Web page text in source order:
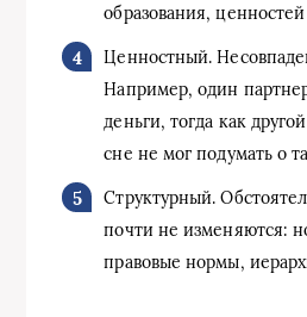
образования,
Ценностный.
Например, один
деньги, тогда как
сне не мог подумать о
Структурный.
почти не изменяются:
правовые нормы,